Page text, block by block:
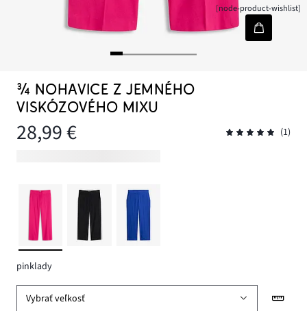
[node-product-wishlist]
¾ NOHAVICE Z JEMNÉHO
VISKÓZOVÉHO MIXU
28,99 € (1)
pinklady
Vybrať veľkosť